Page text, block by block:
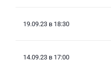
19.09.23 в 18:30
14.09.23 в 17:00